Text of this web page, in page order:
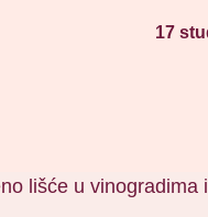
17
lišće u